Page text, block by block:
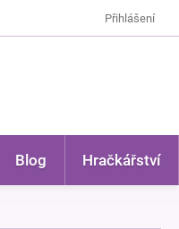
Přihlášení
Blog Hračkářství